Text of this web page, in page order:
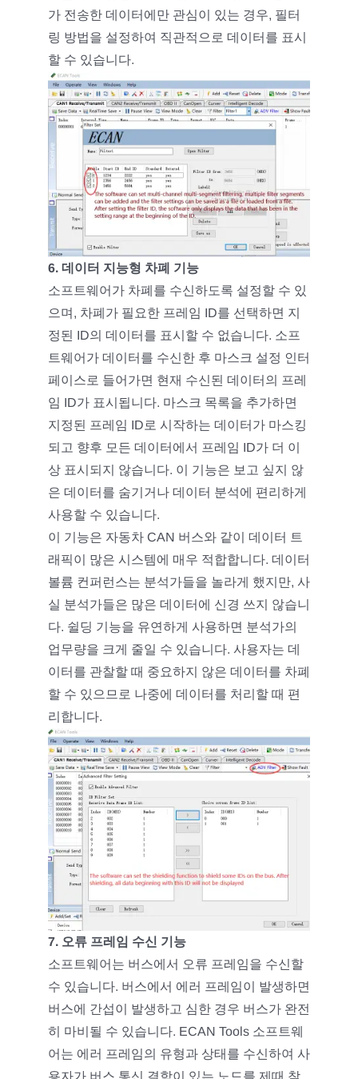
가 전송한 데이터에만 관심이 있는 경우, 필터
링 방법을 설정하여 직관적으로 데이터를 표시
할 수 있습니다.
6. 데이터 지능형 차폐 기능
소프트웨어가 차폐를 수신하도록 설정할 수 있
으며, 차폐가 필요한 프레임 ID를 선택하면 지
정된 ID의 데이터를 표시할 수 없습니다. 소프
트웨어가 데이터를 수신한 후 마스크 설정 인터
페이스로 들어가면 현재 수신된 데이터의 프레
임 ID가 표시됩니다. 마스크 목록을 추가하면
지정된 프레임 ID로 시작하는 데이터가 마스킹
되고 향후 모든 데이터에서 프레임 ID가 더 이
상 표시되지 않습니다. 이 기능은 보고 싶지 않
은 데이터를 숨기거나 데이터 분석에 편리하게
사용할 수 있습니다.
이 기능은 자동차 CAN 버스와 같이 데이터 트
래픽이 많은 시스템에 매우 적합합니다. 데이터
볼륨 컨퍼런스는 분석가들을 놀라게 했지만, 사
실 분석가들은 많은 데이터에 신경 쓰지 않습니
다. 쉴딩 기능을 유연하게 사용하면 분석가의
업무량을 크게 줄일 수 있습니다. 사용자는 데
이터를 관찰할 때 중요하지 않은 데이터를 차폐
할 수 있으므로 나중에 데이터를 처리할 때 편
리합니다.
7. 오류 프레임 수신 기능
소프트웨어는 버스에서 오류 프레임을 수신할
수 있습니다. 버스에서 에러 프레임이 발생하면
버스에 간섭이 발생하고 심한 경우 버스가 완전
히 마비될 수 있습니다. ECAN Tools 소프트웨
어는 에러 프레임의 유형과 상태를 수신하여 사